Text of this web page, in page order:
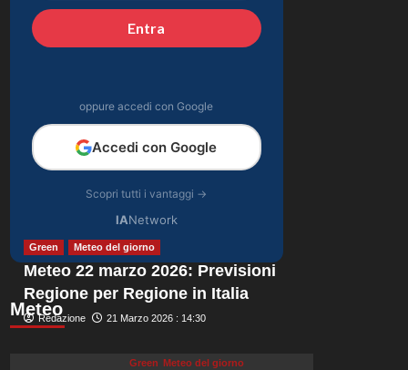
prima estate insieme
tra amore e rinascita
5
incanta la passerella
di Copenhagen con il
suo stile.
Entra
oppure accedi con Google
Accedi con Google
Scopri tutti i vantaggi →
IANetwork
Meteo
Green Meteo del giorno
Meteo 22 marzo 2026: Previsioni
Regione per Regione in Italia
Redazione 21 Marzo 2026 : 14:30
Green Meteo del giorno